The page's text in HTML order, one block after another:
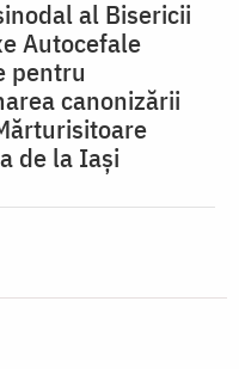
al Bisericii
Autocefale
pentru
canonizării
de la Iași